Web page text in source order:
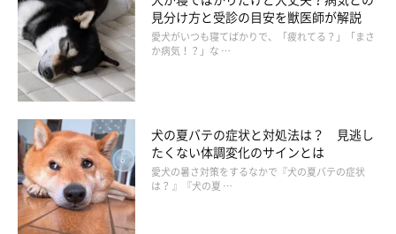
犬は年を重ねることで、表情が乏しくなることがあります。若い
ころのようにわかりやすい笑顔ではなくても、長年一緒に過ごし
てきた飼い主さんだからこそわかる反応があるはず。しっかりと
見分け方と受診の目安を獣医師が解説
愛犬がいつも寝てばかりで、「疲れてる？」「まさ
か病気！？」な …
犬の夏バテの症状と対処法は？ 見逃し
たくない体調変化のサインとは
愛犬の暑さ対策をするなかで『犬の夏バテの症状
は？ 』『犬の夏 …